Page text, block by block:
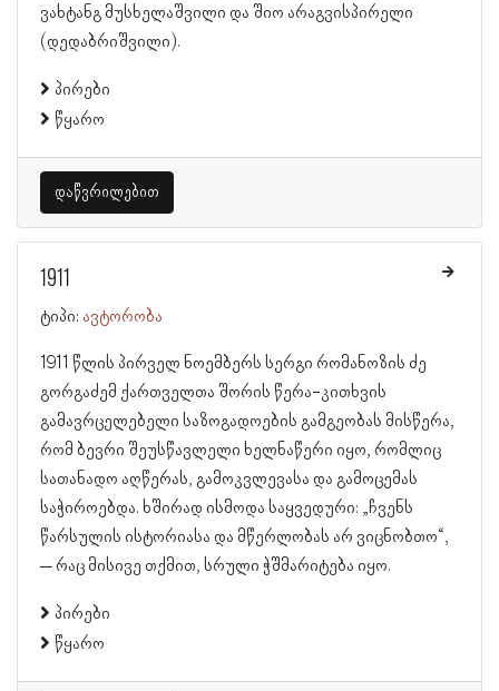
ვახტანგ მუსხელაშვილი და შიო არაგვისპირელი
(დედაბრიშვილი).
პირები
წყარო
დაწვრილებით
1911
ტიპი: ავტორობა
1911 წლის პირველ ნოემბერს სერგი რომანოზის ძე
გორგაძემ ქართველთა შორის წერა-კითხვის
გამავრცელებელი საზოგადოების გამგეობას მისწერა,
რომ ბევრი შეუსწავლელი ხელნაწერი იყო, რომლიც
სათანადო აღწერას, გამოკვლევასა და გამოცემას
საჭიროებდა. ხშირად ისმოდა საყვედური: „ჩვენს
წარსულის ისტორიასა და მწერლობას არ ვიცნობთო“,
– რაც მისივე თქმით, სრული ჭშმარიტება იყო.
პირები
წყარო